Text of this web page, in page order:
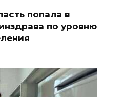
попала в
по уровню